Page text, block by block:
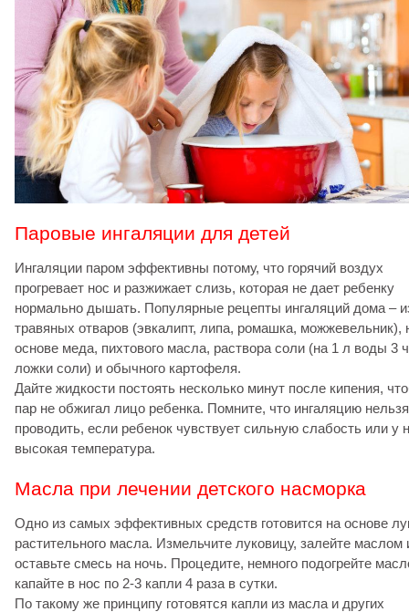
Паровые ингаляции для детей
Ингаляции паром эффективны потому, что горячий воздух
прогревает нос и разжижает слизь, которая не дает ребенку
нормально дышать. Популярные рецепты ингаляций дома –
травяных отваров (эвкалипт, липа, ромашка, можжевельник),
основе меда, пихтового масла, раствора соли (на 1 л воды 3
ложки соли) и обычного картофеля.
Дайте жидкости постоять несколько минут после кипения,
пар не обжигал лицо ребенка. Помните, что ингаляцию нельзя
проводить, если ребенок чувствует сильную слабость или у
высокая температура.
Масла при лечении детского насморка
Одно из самых эффективных средств готовится на основе
растительного масла. Измельчите луковицу, залейте маслом
оставьте смесь на ночь. Процедите, немного подогрейте
капайте в нос по 2-3 капли 4 раза в сутки.
По такому же принципу готовятся капли из масла и других